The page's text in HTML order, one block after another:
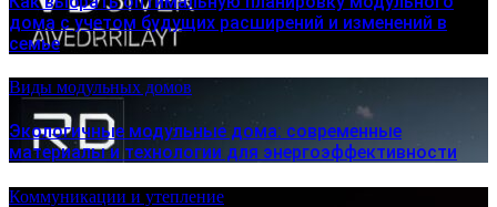
дома с учетом будущих расширений и изменений в
семье
Виды модульных домов
Экологичные модульные дома: современные
материалы и технологии для энергоэффективности
Коммуникации и утепление